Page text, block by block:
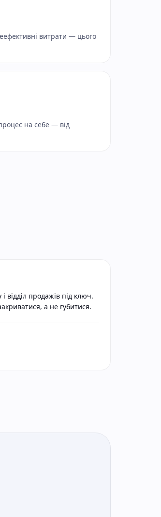
витрати — цього
на себе — від
відділ продажів під ключ.
а не губитися.